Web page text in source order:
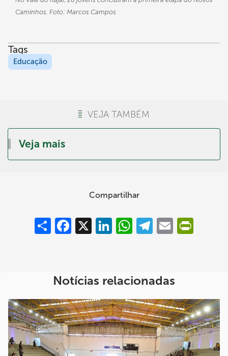
Caminhos. Foto: Marcos Campos
Tags
Educação
VEJA TAMBÉM
Veja mais
Compartilhar
Compartilhar
Facebook
X LinkedInWhatsAppTelegram
Email
Notícias relacionadas